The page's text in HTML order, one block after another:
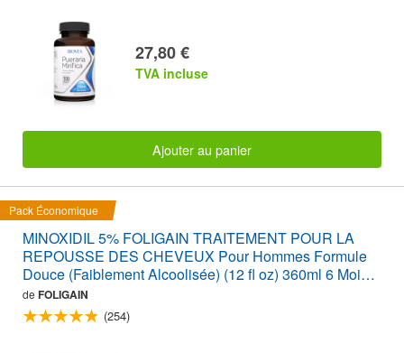
27,80 €
TVA incluse
Ajouter au panier
Pack Économique
MINOXIDIL 5% FOLIGAIN TRAITEMENT POUR LA
REPOUSSE DES CHEVEUX Pour Hommes Formule
Douce (Faiblement Alcoolisée) (12 fl oz) 360ml 6 Mois
d'Approvisionnement
de FOLIGAIN
(254)